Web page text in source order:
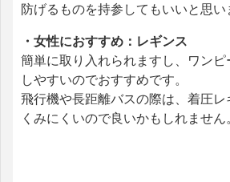
防げるものを持参してもいいと思い
・女性におすすめ：レギンス
簡単に取り入れられますし、ワン
しやすいのでおすすめです。
飛行機や長距離バスの際は、着圧
くみにくいので良いかもしれません。